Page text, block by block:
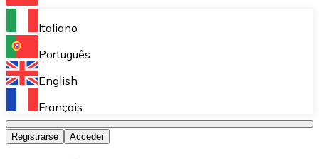
Bitnovo Ramp
Integra nuestra solución en tu plataforma.
Bitnovo Giftcards
Bitnovo OTC
Italiano
Português
English
Français
Registrarse Acceder